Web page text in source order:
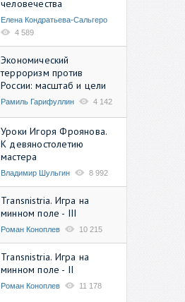
человечества
Елена Кондратьева-Сальгеро
4 589
Экономический
терроризм против
России: масштаб и цели
Рамиль Гарифуллин 4 142
Уроки Игоря Фроянова.
К девяностолетию
мастера
Владимир Шульгин 8 992
Transnistria. Игра на
минном поле - III
Роман Коноплев 10 215
Transnistria. Игра на
минном поле - II
Роман Коноплев 11 178